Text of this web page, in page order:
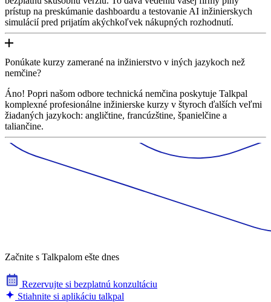
prístup na preskúmanie dashboardu a testovanie AI inžinierskych
simulácií pred prijatím akýchkoľvek nákupných rozhodnutí.
Ponúkate kurzy zamerané na inžinierstvo v iných jazykoch než
nemčine?
Áno! Popri našom odbore technická nemčina poskytuje Talkpal
komplexné profesionálne inžinierske kurzy v štyroch ďalších veľmi
žiadaných jazykoch: angličtine, francúzštine, španielčine a
taliančine.
Začnite s Talkpalom ešte dnes
Rezervujte si bezplatnú konzultáciu
Stiahnite si aplikáciu talkpal